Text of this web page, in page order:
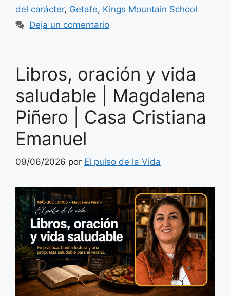
del carácter, Getafe, Kings Mountain School
Deja un comentario
Libros, oración y vida
saludable | Magdalena
Piñero | Casa Cristiana
Emanuel
09/06/2026 por El pulso de la Vida